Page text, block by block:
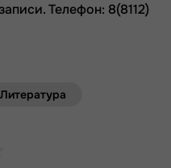
Телефон: 8(8112)
Литература